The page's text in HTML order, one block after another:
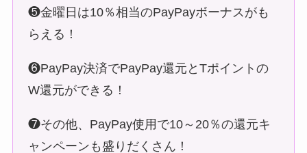
W還元ができる！
❼その他、PayPay使用で10～20％の還元キ
ャンペーンも盛りだくさん！
PayPayは使うほど還元率がアップするので、どん
どんお得にポイントが貯まっちゃいます♡